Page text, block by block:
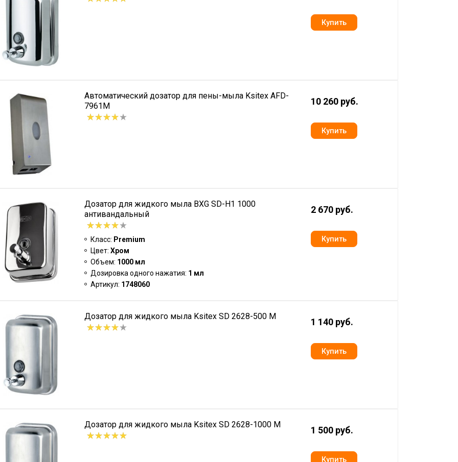
Автоматический дозатор для пены-мыла Ksitex AFD-
7961M
10 260 руб.
Дозатор для жидкого мыла BXG SD-H1 1000
антивандальный
Класс: Premium
Цвет: Хром
Объем: 1000 мл
Дозировка одного нажатия: 1 мл
Артикул: 1748060
2 670 руб.
Дозатор для жидкого мыла Ksitex SD 2628-500 M
1 140 руб.
Дозатор для жидкого мыла Ksitex SD 2628-1000 M
1 500 руб.